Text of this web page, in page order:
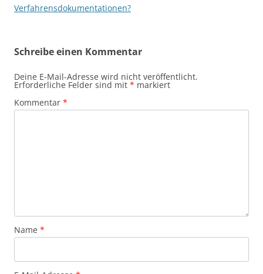
Verfahrensdokumentationen?
Schreibe einen Kommentar
Deine E-Mail-Adresse wird nicht veröffentlicht.
Erforderliche Felder sind mit * markiert
Kommentar *
Name *